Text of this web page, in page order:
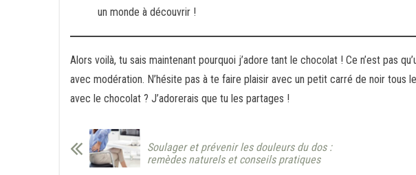
un monde à découvrir !
Alors voilà, tu sais maintenant pourquoi j’adore tant le chocolat ! Ce n’est pas
avec modération. N’hésite pas à te faire plaisir avec un petit carré de noir
avec le chocolat ? J’adorerais que tu les partages !
Soulager et prévenir les douleurs du dos :
remèdes naturels et conseils pratiques